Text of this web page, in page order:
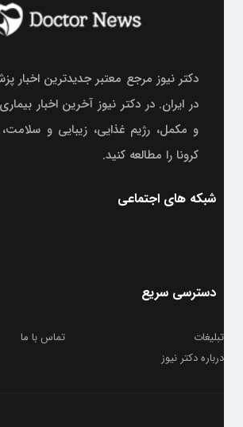
دکتر نیوز مرجع معتبر جدیدترین اخبار
در ایران. در دکتر نیوز آخرین اخبار
و مکمل، رژیم غذایی، زیبایی و
کرونا را مطالعه کنید.
شبکه های اجتماعی
دسترسی سریع
تبلیغات
تماس با ما
درباره دکتر نیوز